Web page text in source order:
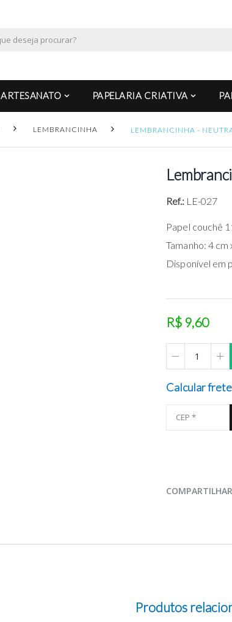
ARTESANATO PAPELARIA CRIATIVA
LEMBRANCINHA LEMBRANCINHA -
Ref.: LE-027
Papel couchê
Tamanho: 4 cm
Disponível em
R$ 9,60
Calcular frete
Produtos